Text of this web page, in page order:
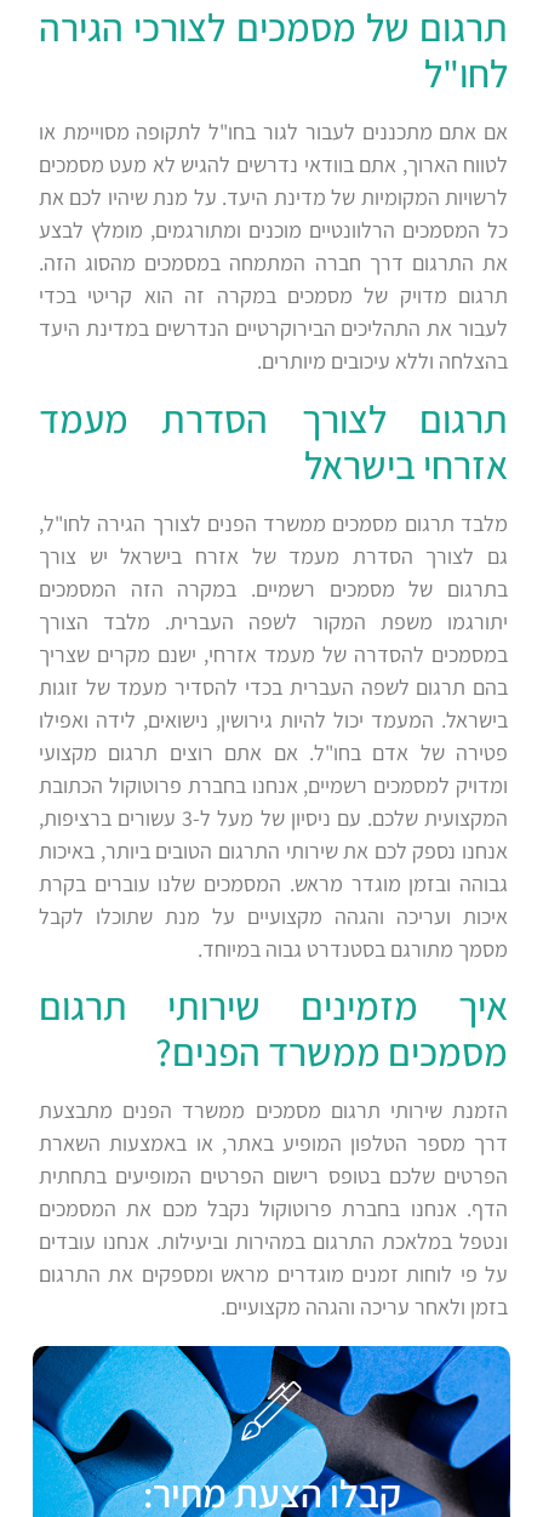
תרגום של מסמכים לצורכי הגירה
לחו"ל
אם אתם מתכננים לעבור לגור בחו"ל לתקופה מסויימת או
לטווח הארוך, אתם בוודאי נדרשים להגיש לא מעט מסמכים
לרשויות המקומיות של מדינת היעד. על מנת שיהיו לכם את
כל המסמכים הרלוונטיים מוכנים ומתורגמים, מומלץ לבצע
את התרגום דרך חברה המתמחה במסמכים מהסוג הזה.
תרגום מדויק של מסמכים במקרה זה הוא קריטי בכדי
לעבור את התהליכים הבירוקרטיים הנדרשים במדינת היעד
בהצלחה וללא עיכובים מיותרים.
תרגום לצורך הסדרת מעמד
אזרחי בישראל
מלבד תרגום מסמכים ממשרד הפנים לצורך הגירה לחו"ל,
גם לצורך הסדרת מעמד של אזרח בישראל יש צורך
בתרגום של מסמכים רשמיים. במקרה הזה המסמכים
יתורגמו משפת המקור לשפה העברית. מלבד הצורך
במסמכים להסדרה של מעמד אזרחי, ישנם מקרים שצריך
בהם תרגום לשפה העברית בכדי להסדיר מעמד של זוגות
בישראל. המעמד יכול להיות גירושין, נישואים, לידה ואפילו
פטירה של אדם בחו"ל. אם אתם רוצים תרגום מקצועי
ומדויק למסמכים רשמיים, אנחנו בחברת פרוטוקול הכתובת
המקצועית שלכם. עם ניסיון של מעל ל-3 עשורים ברציפות,
אנחנו נספק לכם את שירותי התרגום הטובים ביותר, באיכות
גבוהה ובזמן מוגדר מראש. המסמכים שלנו עוברים בקרת
איכות ועריכה והגהה מקצועיים על מנת שתוכלו לקבל
מסמך מתורגם בסטנדרט גבוה במיוחד.
איך מזמינים שירותי תרגום
מסמכים ממשרד הפנים?
הזמנת שירותי תרגום מסמכים ממשרד הפנים מתבצעת
דרך מספר הטלפון המופיע באתר, או באמצעות השארת
הפרטים שלכם בטופס רישום הפרטים המופיעים בתחתית
הדף. אנחנו בחברת פרוטוקול נקבל מכם את המסמכים
ונטפל במלאכת התרגום במהירות וביעילות. אנחנו עובדים
על פי לוחות זמנים מוגדרים מראש ומספקים את התרגום
בזמן ולאחר עריכה והגהה מקצועיים.
קבלו הצעת מחיר: